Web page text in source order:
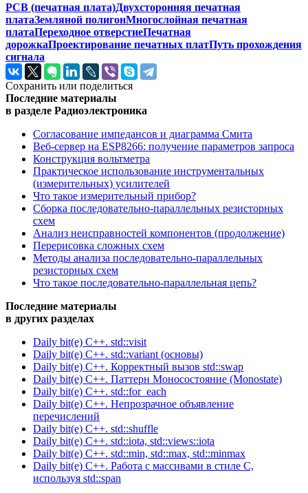
PCB (печатная плата)Двухсторонняя печатная
платаЗемляной полигонМногослойная печатная
платаПереходное отверстиеПечатная
дорожкаПроектирование печатных платПуть прохождения
сигнала
Сохранить или поделиться
Последние материалы
в разделе Радиоэлектроника
Согласование импедансов и диаграмма Смита
Веб-сервер на ESP8266: получение параметров запроса
Конструкция вольтметра
Практическое использование инструментальных
(измерительных) усилителей
Что такое измерительный прибор?
Сборка последовательно-параллельных резисторных
схем
Анализ неисправностей компонентов (продолжение)
Перерисовка сложных схем
Методы анализа последовательно-параллельных
резисторных схем
Что такое последовательно-параллельная цепь?
Последние материалы
в других разделах
Daily bit(e) C++. std::visit
Daily bit(e) C++. std::variant (основы)
Daily bit(e) C++. Корректный вызов std::swap
Daily bit(e) C++. Паттерн Моносостояние (Monostate)
Daily bit(e) C++. std::for_each
Daily bit(e) C++. Непрозрачное объявление
перечислений
Daily bit(e) C++. std::shuffle
Daily bit(e) C++. std::iota, std::views::iota
Daily bit(e) C++. std::min, std::max, std::minmax
Daily bit(e) C++. Работа с массивами в стиле C,
используя std::span